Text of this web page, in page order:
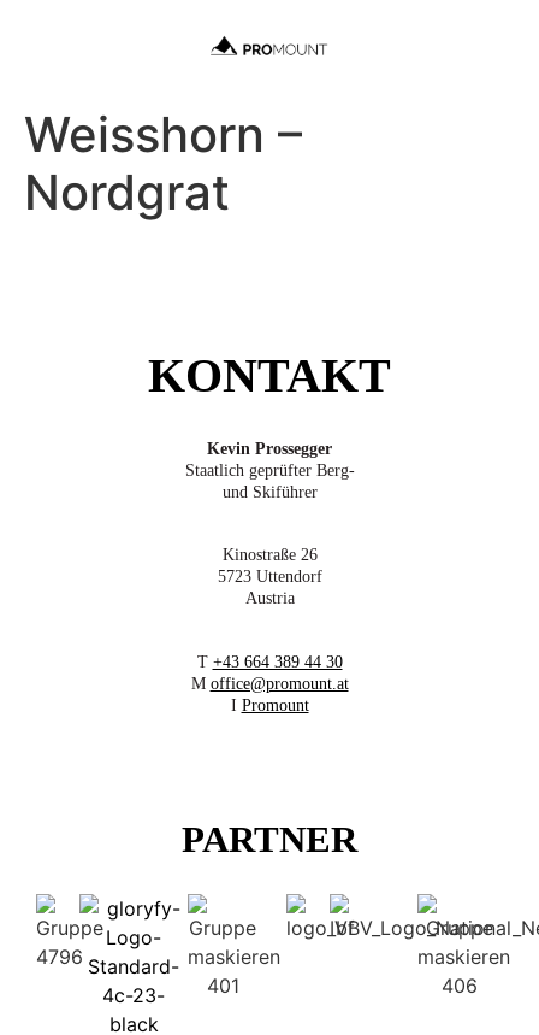
Weisshorn –
Nordgrat
KONTAKT
Kevin Prossegger
Staatlich geprüfter Berg-
und Skiführer
Kinostraße 26
5723 Uttendorf
Austria
T +43 664 389 44 30
M office@promount.at
I Promount
PARTNER